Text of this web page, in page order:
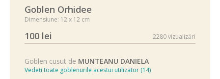
Goblen Orhidee
Dimensiune: 12 x 12 cm
100 lei 2280 vizualizări
Goblen cusut de MUNTEANU DANIELA
Vedeți toate goblenurile acestui utilizator (14)